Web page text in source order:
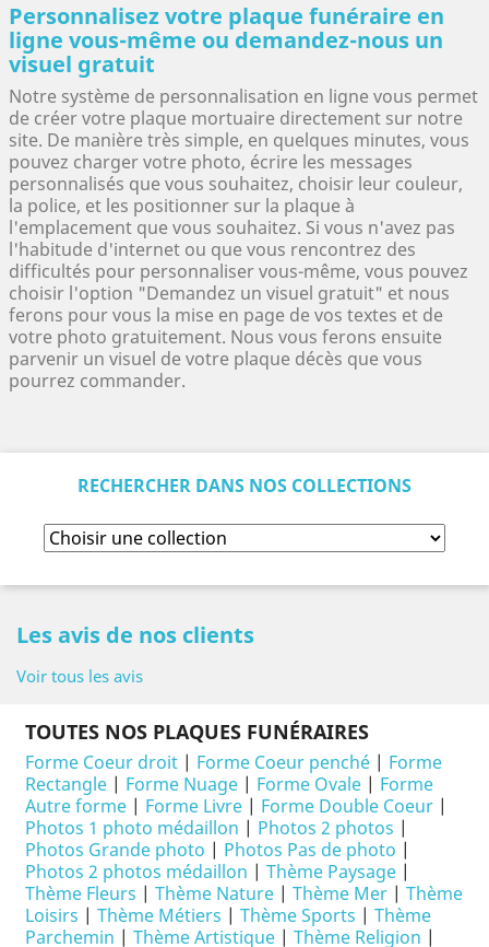
Personnalisez votre plaque funéraire en
ligne vous-même ou demandez-nous un
visuel gratuit
Notre système de personnalisation en ligne vous permet
de créer votre plaque mortuaire directement sur notre
site. De manière très simple, en quelques minutes, vous
pouvez charger votre photo, écrire les messages
personnalisés que vous souhaitez, choisir leur couleur,
la police, et les positionner sur la plaque à
l'emplacement que vous souhaitez. Si vous n'avez pas
l'habitude d'internet ou que vous rencontrez des
difficultés pour personnaliser vous-même, vous pouvez
choisir l'option "Demandez un visuel gratuit" et nous
ferons pour vous la mise en page de vos textes et de
votre photo gratuitement. Nous vous ferons ensuite
parvenir un visuel de votre plaque décès que vous
pourrez commander.
RECHERCHER DANS NOS COLLECTIONS
Les avis de nos clients
Voir tous les avis
TOUTES NOS PLAQUES FUNÉRAIRES
Forme Coeur droit | Forme Coeur penché | Forme
Rectangle | Forme Nuage | Forme Ovale | Forme
Autre forme | Forme Livre | Forme Double Coeur |
Photos 1 photo médaillon | Photos 2 photos |
Photos Grande photo | Photos Pas de photo |
Photos 2 photos médaillon | Thème Paysage |
Thème Fleurs | Thème Nature | Thème Mer | Thème
Loisirs | Thème Métiers | Thème Sports | Thème
Parchemin | Thème Artistique | Thème Religion |